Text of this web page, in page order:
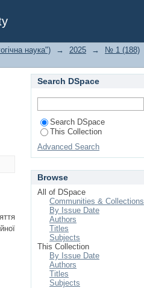
наука") → 2025 → № 1 (188)
Search DSpace
Search DSpace
This Collection
Advanced Search
Browse
All of DSpace
Communities & Collections
By Issue Date
Authors
Titles
Subjects
This Collection
By Issue Date
Authors
Titles
Subjects